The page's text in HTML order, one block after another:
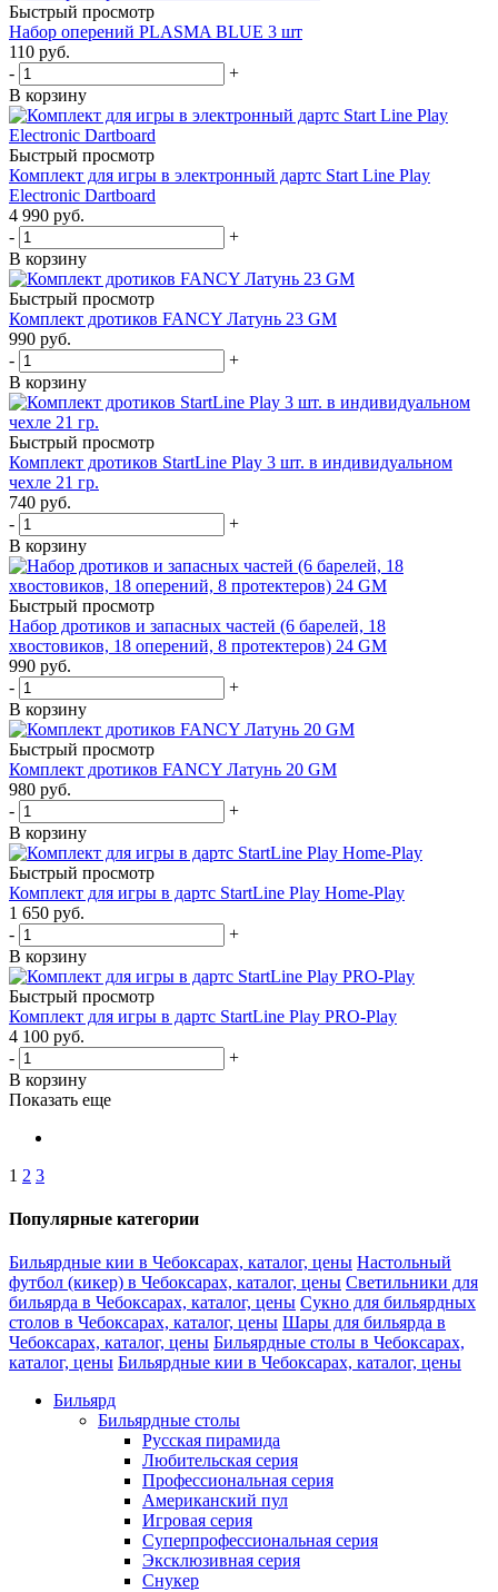
Быстрый просмотр
Набор оперений PLASMA BLUE 3 шт
110 руб.
-
+
В корзину
Быстрый просмотр
Комплект для игры в электронный дартс Start Line Play
Electronic Dartboard
4 990 руб.
-
+
В корзину
Быстрый просмотр
Комплект дротиков FANCY Латунь 23 GM
990 руб.
-
+
В корзину
Быстрый просмотр
Комплект дротиков StartLine Play 3 шт. в индивидуальном
чехле 21 гр.
740 руб.
-
+
В корзину
Быстрый просмотр
Набор дротиков и запасных частей (6 барелей, 18
хвостовиков, 18 оперений, 8 протектеров) 24 GM
990 руб.
-
+
В корзину
Быстрый просмотр
Комплект дротиков FANCY Латунь 20 GM
980 руб.
-
+
В корзину
Быстрый просмотр
Комплект для игры в дартс StartLine Play Home-Play
1 650 руб.
-
+
В корзину
Быстрый просмотр
Комплект для игры в дартс StartLine Play PRO-Play
4 100 руб.
-
+
В корзину
Показать еще
1 2 3
Популярные категории
Бильярдные кии в Чебоксарах, каталог, цены Настольный
футбол (кикер) в Чебоксарах, каталог, цены Светильники для
бильярда в Чебоксарах, каталог, цены Сукно для бильярдных
столов в Чебоксарах, каталог, цены Шары для бильярда в
Чебоксарах, каталог, цены Бильярдные столы в Чебоксарах,
каталог, цены Бильярдные кии в Чебоксарах, каталог, цены
Бильярд
Бильярдные столы
Русская пирамида
Любительская серия
Профессиональная серия
Американский пул
Игровая серия
Суперпрофессиональная серия
Эксклюзивная серия
Снукер